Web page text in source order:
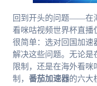
回到开头的问题——在
看咪咕视频世界杯直播
很简单：选对回国加速
解决这些问题。无论是
限制，还是在海外看
制， 番茄加速器的六大